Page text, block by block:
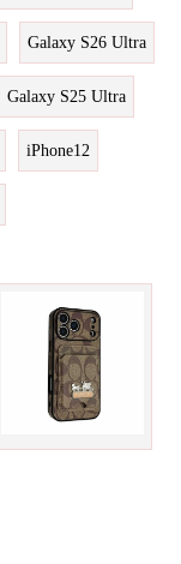
Galaxy S26 Ultra
Galaxy S25 Ultra
iPhone12